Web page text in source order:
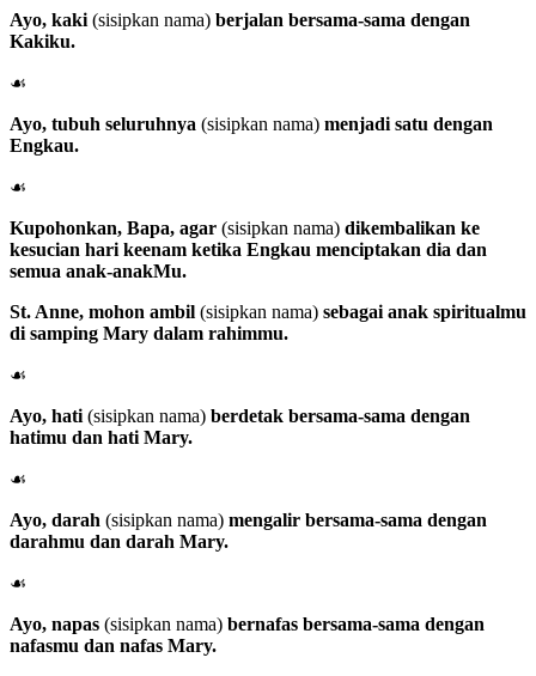
Ayo, kaki (sisipkan nama) berjalan bersama-sama dengan
Kakiku.
☙
Ayo, tubuh seluruhnya (sisipkan nama) menjadi satu dengan
Engkau.
☙
Kupohonkan, Bapa, agar (sisipkan nama) dikembalikan ke
kesucian hari keenam ketika Engkau menciptakan dia dan
semua anak-anakMu.
St. Anne, mohon ambil (sisipkan nama) sebagai anak spiritualmu
di samping Mary dalam rahimmu.
☙
Ayo, hati (sisipkan nama) berdetak bersama-sama dengan
hatimu dan hati Mary.
☙
Ayo, darah (sisipkan nama) mengalir bersama-sama dengan
darahmu dan darah Mary.
☙
Ayo, napas (sisipkan nama) bernafas bersama-sama dengan
nafasmu dan nafas Mary.